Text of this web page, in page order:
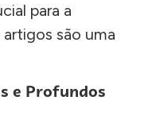
para a
são uma
e Profundos